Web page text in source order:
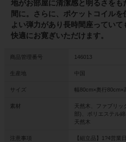
地がお部屋に清潔感と明るさを
間に。さらに、ポケットコイル
よい弾力があり長時間座っていて
快適にお寛ぎいただけます。
商品管理番号 146013
生産地 中国
サイズ 幅80cm×奥行
素材
天然木、ファブリ
部)、ポリエステル綿
天然木
注意事項 【組立品】1?4営業